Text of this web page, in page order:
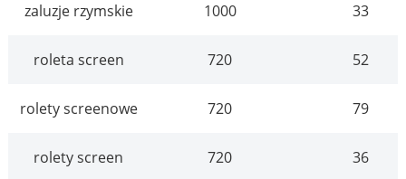
zaluzje rzymskie 1000 33
roleta screen 720 52
rolety screenowe 720 79
rolety screen 720 36